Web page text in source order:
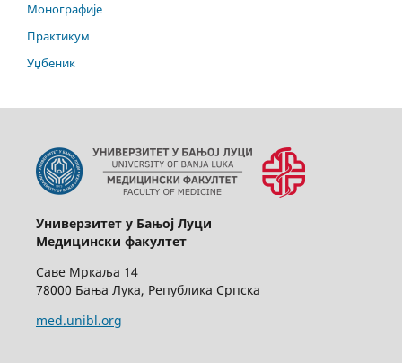
Монографије
Практикум
Уџбеник
Универзитет у Бањој Луци
Медицински факултет
Саве Мркаља 14
78000 Бања Лука, Република Српска
med.unibl.org